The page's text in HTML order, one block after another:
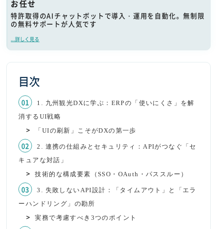
お任せ
特許取得のAIチャットボットで導入・運用を自動化。無制限
の無料サポートが人気です
...詳しく見る
目次
1. 九州観光DXに学ぶ：ERPの「使いにくさ」を解
消するUI戦略
「UIの刷新」こそがDXの第一歩
2. 連携の仕組みとセキュリティ：APIがつなぐ「セ
キュアな対話」
技術的な構成要素（SSO・OAuth・パススルー）
3. 失敗しないAPI設計：「タイムアウト」と「エラ
ーハンドリング」の勘所
実務で考慮すべき3つのポイント